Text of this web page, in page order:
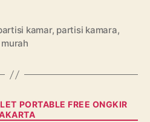
kamar, partisi kamara,
Categories
PORTABLE FREE ONGKIR